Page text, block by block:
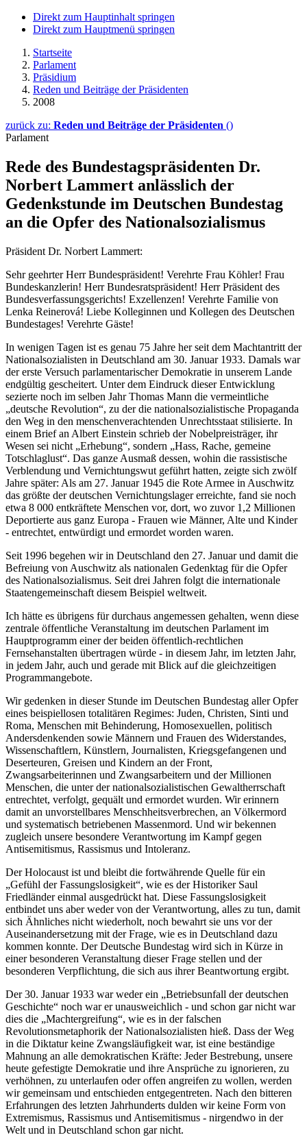
Direkt zum Hauptinhalt springen
Direkt zum Hauptmenü springen
Startseite
Parlament
Präsidium
Reden und Beiträge der Präsidenten
2008
zurück zu: Reden und Beiträge der Präsidenten ()
Parlament
Rede des Bundestagspräsidenten Dr.
Norbert Lammert anlässlich der
Gedenkstunde im Deutschen Bundestag
an die Opfer des Nationalsozialismus
Präsident Dr. Norbert Lammert:
Sehr geehrter Herr Bundespräsident! Verehrte Frau Köhler! Frau
Bundeskanzlerin! Herr Bundesratspräsident! Herr Präsident des
Bundesverfassungsgerichts! Exzellenzen! Verehrte Familie von
Lenka Reinerová! Liebe Kolleginnen und Kollegen des Deutschen
Bundestages! Verehrte Gäste!
In wenigen Tagen ist es genau 75 Jahre her seit dem Machtantritt der
Nationalsozialisten in Deutschland am 30. Januar 1933. Damals war
der erste Versuch parlamentarischer Demokratie in unserem Lande
endgültig gescheitert. Unter dem Eindruck dieser Entwicklung
sezierte noch im selben Jahr Thomas Mann die vermeintliche
„deutsche Revolution“, zu der die nationalsozialistische Propaganda
den Weg in den menschenverachtenden Unrechtsstaat stilisierte. In
einem Brief an Albert Einstein schrieb der Nobelpreisträger, ihr
Wesen sei nicht „Erhebung“, sondern „Hass, Rache, gemeine
Totschlaglust“. Das ganze Ausmaß dessen, wohin die rassistische
Verblendung und Vernichtungswut geführt hatten, zeigte sich zwölf
Jahre später: Als am 27. Januar 1945 die Rote Armee in Auschwitz
das größte der deutschen Vernichtungslager erreichte, fand sie noch
etwa 8 000 entkräftete Menschen vor, dort, wo zuvor 1,2 Millionen
Deportierte aus ganz Europa - Frauen wie Männer, Alte und Kinder
- entrechtet, entwürdigt und ermordet worden waren.
Seit 1996 begehen wir in Deutschland den 27. Januar und damit die
Befreiung von Auschwitz als nationalen Gedenktag für die Opfer
des Nationalsozialismus. Seit drei Jahren folgt die internationale
Staatengemeinschaft diesem Beispiel weltweit.
Ich hätte es übrigens für durchaus angemessen gehalten, wenn diese
zentrale öffentliche Veranstaltung im deutschen Parlament im
Hauptprogramm einer der beiden öffentlich-rechtlichen
Fernsehanstalten übertragen würde - in diesem Jahr, im letzten Jahr,
in jedem Jahr, auch und gerade mit Blick auf die gleichzeitigen
Programmangebote.
Wir gedenken in dieser Stunde im Deutschen Bundestag aller Opfer
eines beispiellosen totalitären Regimes: Juden, Christen, Sinti und
Roma, Menschen mit Behinderung, Homosexuellen, politisch
Andersdenkenden sowie Männern und Frauen des Widerstandes,
Wissenschaftlern, Künstlern, Journalisten, Kriegsgefangenen und
Deserteuren, Greisen und Kindern an der Front,
Zwangsarbeiterinnen und Zwangsarbeitern und der Millionen
Menschen, die unter der nationalsozialistischen Gewaltherrschaft
entrechtet, verfolgt, gequält und ermordet wurden. Wir erinnern
damit an unvorstellbares Menschheitsverbrechen, an Völkermord
und systematisch betriebenen Massenmord. Und wir bekennen
zugleich unsere besondere Verantwortung im Kampf gegen
Antisemitismus, Rassismus und Intoleranz.
Der Holocaust ist und bleibt die fortwährende Quelle für ein
„Gefühl der Fassungslosigkeit“, wie es der Historiker Saul
Friedländer einmal ausgedrückt hat. Diese Fassungslosigkeit
entbindet uns aber weder von der Verantwortung, alles zu tun, damit
sich Ähnliches nicht wiederholt, noch bewahrt sie uns vor der
Auseinandersetzung mit der Frage, wie es in Deutschland dazu
kommen konnte. Der Deutsche Bundestag wird sich in Kürze in
einer besonderen Veranstaltung dieser Frage stellen und der
besonderen Verpflichtung, die sich aus ihrer Beantwortung ergibt.
Der 30. Januar 1933 war weder ein „Betriebsunfall der deutschen
Geschichte“ noch war er unausweichlich - und schon gar nicht war
dies die „Machtergreifung“, wie es in der falschen
Revolutionsmetaphorik der Nationalsozialisten hieß. Dass der Weg
in die Diktatur keine Zwangsläufigkeit war, ist eine beständige
Mahnung an alle demokratischen Kräfte: Jeder Bestrebung, unsere
heute gefestigte Demokratie und ihre Ansprüche zu ignorieren, zu
verhöhnen, zu unterlaufen oder offen angreifen zu wollen, werden
wir gemeinsam und entschieden entgegentreten. Nach den bitteren
Erfahrungen des letzten Jahrhunderts dulden wir keine Form von
Extremismus, Rassismus und Antisemitismus - nirgendwo in der
Welt und in Deutschland schon gar nicht.